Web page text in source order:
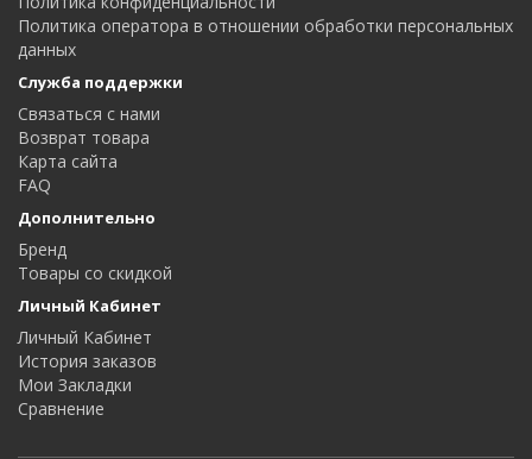
Политика оператора в отношении обработки персональных
данных
Служба поддержки
Связаться с нами
Возврат товара
Карта сайта
FAQ
Дополнительно
Бренд
Товары со скидкой
Личный Кабинет
Личный Кабинет
История заказов
Мои Закладки
Сравнение